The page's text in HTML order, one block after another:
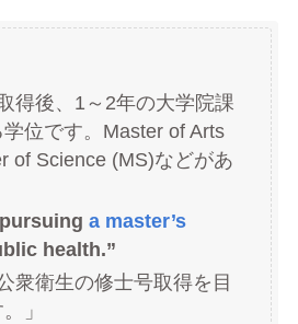
得後、1～2年の大学院課
位です。Master of Arts
of Science (MS)などがあ
a master’s
health.”
衆衛生の修士号取得を目
」